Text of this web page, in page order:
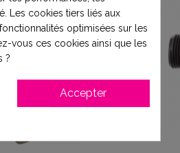
Les cookies tiers liés aux
optimisées sur les
vous ces cookies ainsi que les
?
Accepter